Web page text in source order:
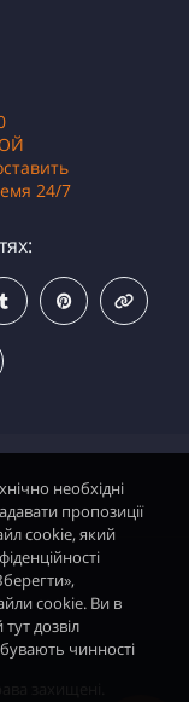
АОГВ
24/7
захищені.
необхідні
пропозиції
cookie, який
cookie. Ви в
дозвіл
чинності